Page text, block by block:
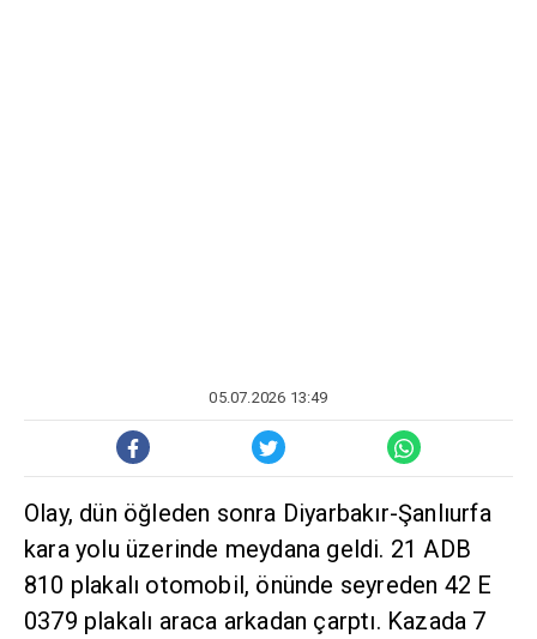
05.07.2026 13:49
Olay, dün öğleden sonra Diyarbakır-Şanlıurfa
kara yolu üzerinde meydana geldi. 21 ADB
810 plakalı otomobil, önünde seyreden 42 E
0379 plakalı araca arkadan çarptı. Kazada 7